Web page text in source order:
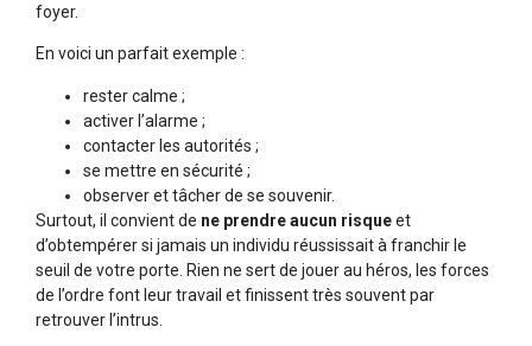
foyer.
En voici un parfait exemple :
rester calme ;
activer l’alarme ;
contacter les autorités ;
se mettre en sécurité ;
observer et tâcher de se souvenir.
Surtout, il convient de ne prendre aucun risqueet
d’obtempérer si jamais un individu réussissait à franchir le
seuil de votre porte. Rien ne sert de jouer au héros, les forces
de l’ordre font leur travail et finissent très souvent par
retrouver l’intrus.